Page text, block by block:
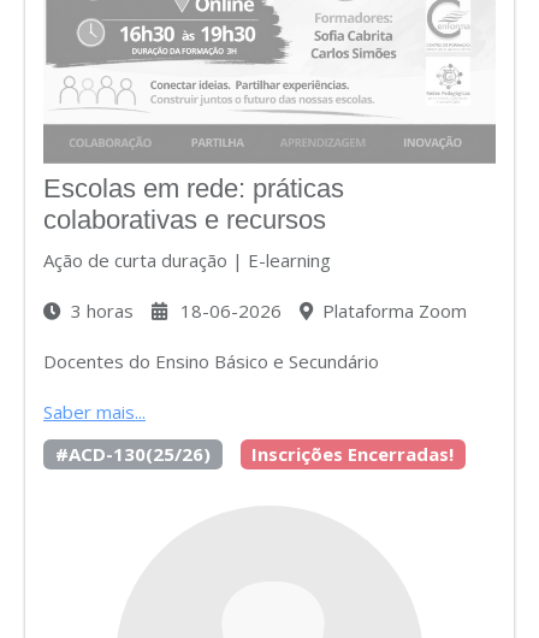
Escolas em rede: práticas
colaborativas e recursos
Ação de curta duração | E-learning
3 horas 18-06-2026 Plataforma Zoom
Docentes do Ensino Básico e Secundário
Saber mais...
#ACD-130(25/26)
Inscrições Encerradas!